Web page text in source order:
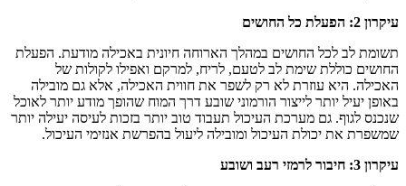
עיקרון 2: הפעלת כל החושים
תשומת לב לכל החושים במהלך הארוחה חיונית באכילה מודעת. הפעלת
החושים כוללת שימת לב לטעם, לריח, למרקם ואפילו לקולות של
האכילה. היא עוזרת לא רק לשפר את חווית האכילה, אלא גם מובילה
באופן יעיל יותר לייצור הורמוני שובע דרך המוח שהופך מודע יותר לאוכל
שנכנס לגוף. גם מערכת העיכול תעבוד טוב יותר בזכות לעיסה יעילה יותר
שמשפרת את יכולת העיכול ומובילה ליעול בהפרשת אנזימי העיכול.
עיקרון 3: חיבור לרמזי רעב ושובע